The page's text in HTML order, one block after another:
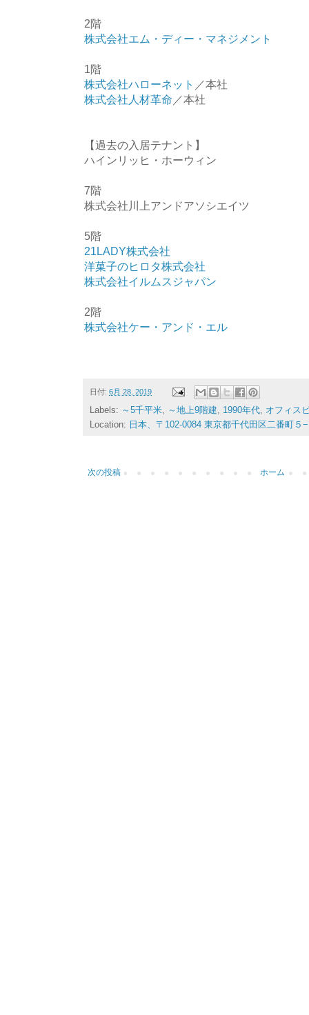
2階
株式会社エム・ディー・マネジメント
1階
株式会社ハローネット ／本社
株式会社人材革命 ／本社
【過去の入居テナント】
ハインリッヒ・ホーウィン
7階
株式会社川上アンドアソシエイツ
5階
21LADY株式会社
洋菓子のヒロタ株式会社
株式会社イルムスジャパン
2階
株式会社ケー・アンド・エル
日付: 6月 28, 2019
Labels: ～5千平米, ～地上9階建, 1990年代, オフィス
Location: 日本、〒102-0084 東京都千代田区二番町５
次の投稿 ホーム